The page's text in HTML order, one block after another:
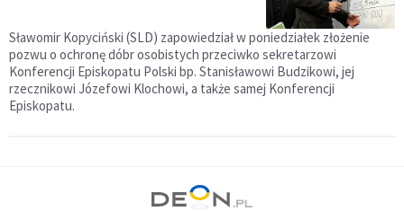
Sławomir Kopyciński (SLD) zapowiedział w poniedziałek złożenie
pozwu o ochronę dóbr osobistych przeciwko sekretarzowi
Konferencji Episkopatu Polski bp. Stanisławowi Budzikowi, jej
rzecznikowi Józefowi Klochowi, a także samej Konferencji
Episkopatu.